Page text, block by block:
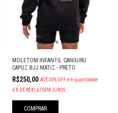
MOLETOM INFANTIL CANGURU
CAPUZ BJJ MATIZ - PRETO
R$250,00 ATÉ 20% OFFem quantidade
6X DE R$41,67SEM JUROS
COMPRAR